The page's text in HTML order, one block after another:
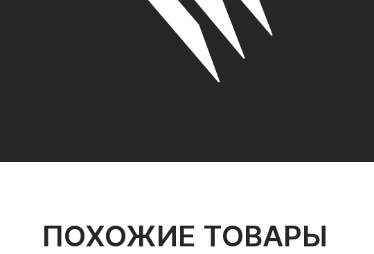
ПОХОЖИЕ ТОВАРЫ